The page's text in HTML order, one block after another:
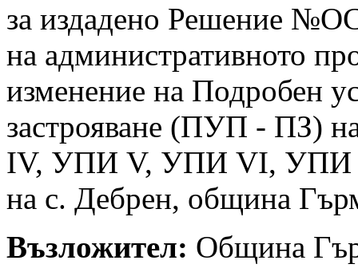
за издадено Решение
на административното
изменение на Подробен
застрояване (ПУП -
IV, УПИ V, УПИ VI, УПИ
на с. Дебрен, община
Възложител: Община